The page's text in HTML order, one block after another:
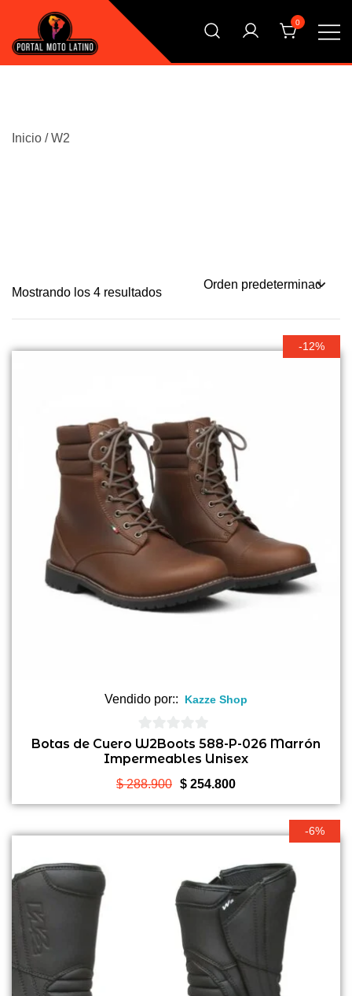
contenido
El Primer Shopping Multi Comercios de la Moto Online
0
Inicio / W2
Mostrando los 4 resultados
-12%
Vendido por:: Kazze Shop
0
de
5
Botas de Cuero W2Boots 588-P-026 Marrón
Impermeables Unisex
$288.900 El
precio
$ 288.900.
$ 254.800El
precio
$ 254.800.
-6%